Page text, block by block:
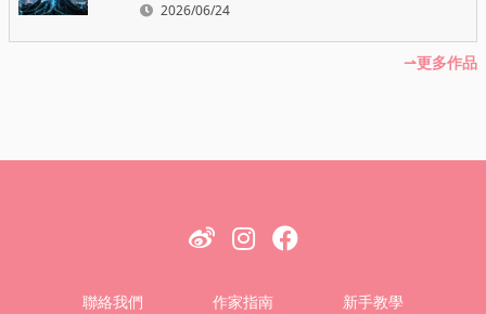
2026/06/24
更多作品
聯絡我們 作家指南
新手教學